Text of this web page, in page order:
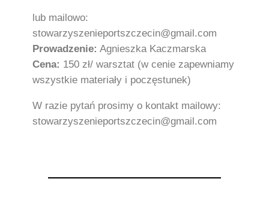
lub mailowo:
stowarzyszenieportszczecin@gmail.com
Prowadzenie: Agnieszka Kaczmarska
Cena: 150 zł/ warsztat (w cenie zapewniamy
wszystkie materiały i poczęstunek)
W razie pytań prosimy o kontakt mailowy:
stowarzyszenieportszczecin@gmail.com